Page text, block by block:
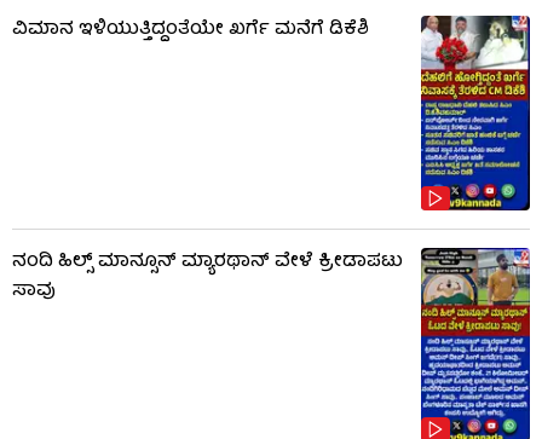
ವಿಮಾನ ಇಳಿಯುತ್ತಿದ್ದಂತೆಯೇ ಖರ್ಗೆ ಮನೆಗೆ ಡಿಕೆಶಿ
ನಂದಿ ಹಿಲ್ಸ್​​ ಮಾನ್ಸೂನ್​ ಮ್ಯಾರಥಾನ್​ ವೇಳೆ ಕ್ರೀಡಾಪಟು
ಸಾವು